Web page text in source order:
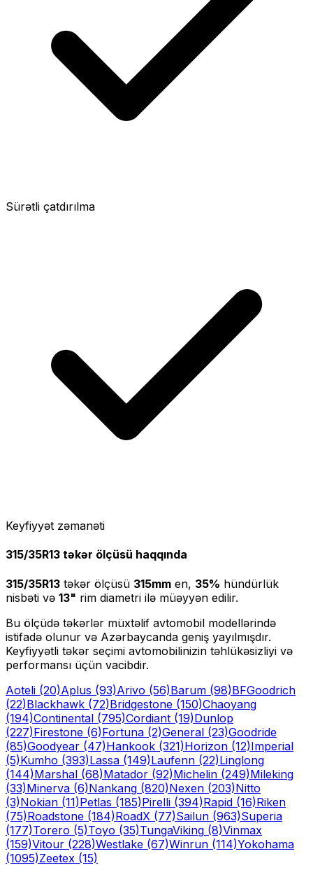
Sürətli çatdırılma
Keyfiyyət zəmanəti
315/35R13 təkər ölçüsü haqqında
315/35R13 təkər ölçüsü 315mm en, 35% hündürlük
nisbəti və 13" rim diametri ilə müəyyən edilir.
Bu ölçüdə təkərlər müxtəlif avtomobil modellərində
istifadə olunur və Azərbaycanda geniş yayılmışdır.
Keyfiyyətli təkər seçimi avtomobilinizin təhlükəsizliyi və
performansı üçün vacibdir.
Aoteli (20)Aplus (93)Arivo (56)Barum (98)BFGoodrich
(22)Blackhawk (72)Bridgestone (150)Chaoyang
(194)Continental (795)Cordiant (19)Dunlop
(227)Firestone (6)Fortuna (2)General (23)Goodride
(85)Goodyear (47)Hankook (321)Horizon (12)Imperial
(5)Kumho (393)Lassa (149)Laufenn (22)Linglong
(144)Marshal (68)Matador (92)Michelin (249)Mileking
(33)Minerva (6)Nankang (820)Nexen (203)Nitto
(3)Nokian (11)Petlas (185)Pirelli (394)Rapid (16)Riken
(75)Roadstone (184)RoadX (77)Sailun (963)Superia
(177)Torero (5)Toyo (35)TungaViking (8)Vinmax
(159)Vitour (228)Westlake (67)Winrun (114)Yokohama
(1095)Zeetex (15)